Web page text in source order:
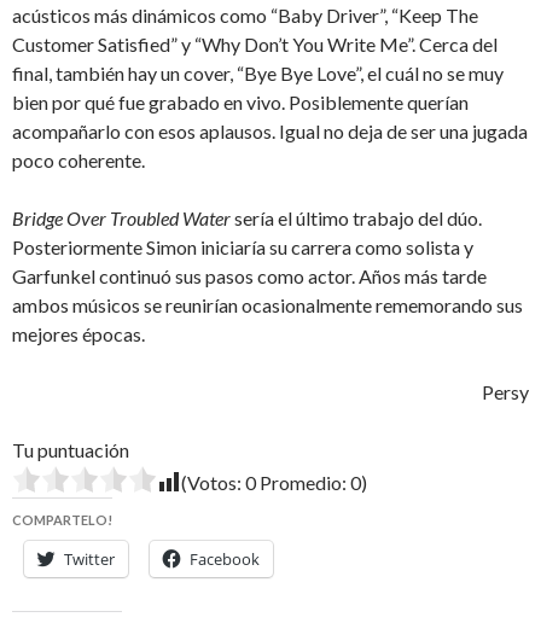
acústicos más dinámicos como “Baby Driver”, “Keep The
Customer Satisfied” y “Why Don’t You Write Me”. Cerca del
final, también hay un cover, “Bye Bye Love”, el cuál no se muy
bien por qué fue grabado en vivo. Posiblemente querían
acompañarlo con esos aplausos. Igual no deja de ser una jugada
poco coherente.
Bridge Over Troubled Watersería el último trabajo del dúo.
Posteriormente Simon iniciaría su carrera como solista y
Garfunkel continuó sus pasos como actor. Años más tarde
ambos músicos se reunirían ocasionalmente rememorando sus
mejores épocas.
Persy
Tu puntuación
(Votos: 0Promedio: 0)
COMPARTELO!
Twitter Facebook